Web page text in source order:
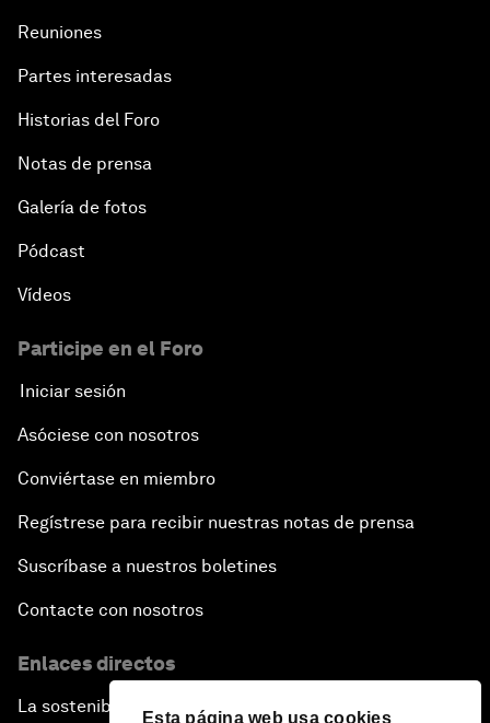
Esta página web usa cookies
Reuniones
Partes interesadas
Historias del Foro
Notas de prensa
Galería de fotos
Pódcast
Vídeos
Participe en el Foro
Iniciar sesión
Asóciese con nosotros
Conviértase en miembro
Regístrese para recibir nuestras notas de prensa
Suscríbase a nuestros boletines
Contacte con nosotros
Enlaces directos
La sostenibilidad en el Foro